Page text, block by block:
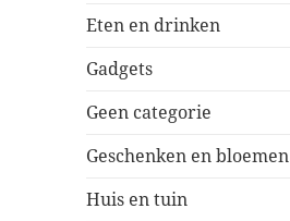
Eten en drinken
Gadgets
Geen categorie
Geschenken en bloemen
Huis en tuin